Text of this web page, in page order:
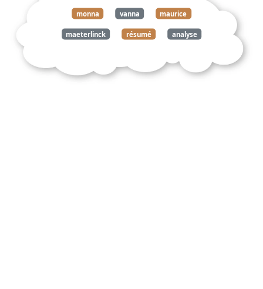
monna vanna maurice
maeterlinck résumé analyse